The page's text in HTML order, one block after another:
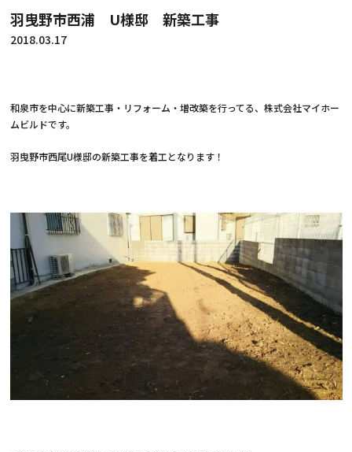
羽曳野市西浦 U様邸 新築工事
2018.03.17
和泉市を中心に新築工事・リフォーム・増改築を行ってる、株式会社マイホー
ムビルドです。
羽曳野市西尾U様邸の新築工事を着工となります！